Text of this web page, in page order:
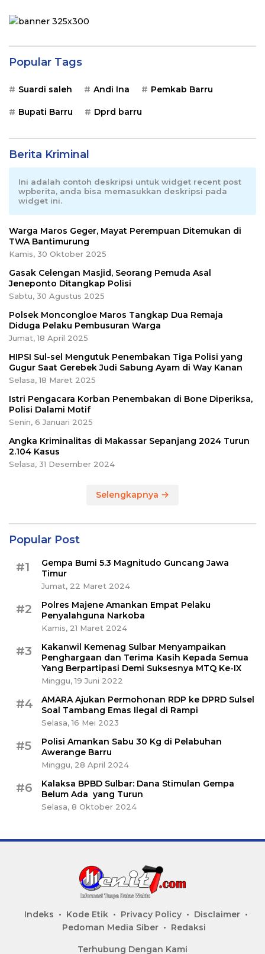
Popular Tags
Suardi saleh Andi Ina Pemkab Barru
Bupati Barru Dprd barru
Berita Kriminal
Ini adalah contoh deskripsi untuk widget recent post
wpberita, anda bisa memasukkan deskripsi pada
widget ini.
Warga Maros Geger, Mayat Perempuan Ditemukan di
TWA Bantimurung
Kamis, 30 Oktober 2025
Gasak Celengan Masjid, Seorang Pemuda Asal
Jeneponto Ditangkap Polisi
Sabtu, 30 Agustus 2025
Polsek Moncongloe Maros Tangkap Dua Remaja
Diduga Pelaku Pembusuran Warga
Jumat, 18 April 2025
HIPSI Sul-sel Mengutuk Penembakan Tiga Polisi yang
Gugur Saat Gerebek Judi Sabung Ayam di Way Kanan
Selasa, 18 Maret 2025
Istri Pengacara Korban Penembakan di Bone Diperiksa,
Polisi Dalami Motif
Senin, 6 Januari 2025
Angka Kriminalitas di Makassar Sepanjang 2024 Turun
2.104 Kasus
Selasa, 31 Desember 2024
Selengkapnya
Popular Post
#1
Gempa Bumi 5.3 Magnitudo Guncang Jawa
Timur
Jumat, 22 Maret 2024
#2
Polres Majene Amankan Empat Pelaku
Penyalahguna Narkoba
Kamis, 21 Maret 2024
#3
Kakanwil Kemenag Sulbar Menyampaikan
Penghargaan dan Terima Kasih Kepada Semua
Yang Berpartipasi Demi Suksesnya MTQ Ke-IX
Minggu, 19 Juni 2022
#4
AMARA Ajukan Permohonan RDP ke DPRD Sulsel
Soal Tambang Emas Ilegal di Rampi
Selasa, 16 Mei 2023
#5
Polisi Amankan Sabu 30 Kg di Pelabuhan
Awerange Barru
Minggu, 28 April 2024
#6
Kalaksa BPBD Sulbar: Dana Stimulan Gempa
Belum Ada yang Turun
Selasa, 8 Oktober 2024
Indeks Kode Etik Privacy Policy
Disclaimer
Pedoman Media Siber
Redaksi
Terhubung Dengan Kami